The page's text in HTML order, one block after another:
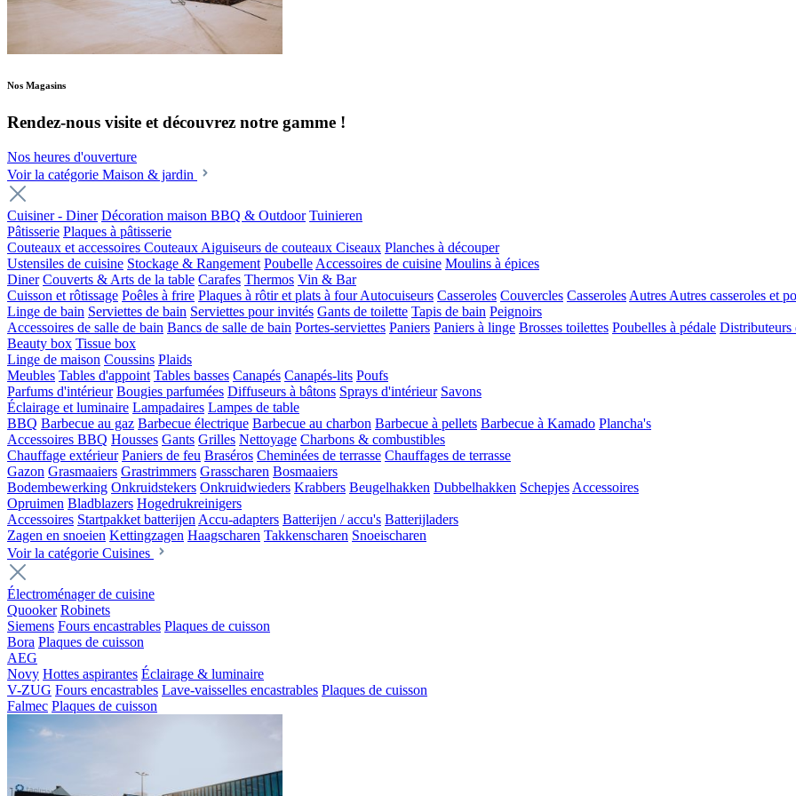
Nos Magasins
Rendez-nous visite et découvrez notre gamme !
Nos heures d'ouverture
Voir la catégorie Maison & jardin
Cuisiner - Diner Décoration maison BBQ & Outdoor Tuinieren
Pâtisserie Plaques à pâtisserie
Couteaux et accessoires Couteaux Aiguiseurs de couteaux Ciseaux Planches à découper
Ustensiles de cuisine Stockage & Rangement Poubelle Accessoires de cuisine Moulins à épices
Diner Couverts & Arts de la table Carafes Thermos Vin & Bar
Cuisson et rôtissage Poêles à frire Plaques à rôtir et plats à fourAutocuiseurs Casseroles Couvercles Casseroles Autres Autres casseroles et
Linge de bain Serviettes de bain Serviettes pour invités Gants de toilette Tapis de bain Peignoirs
Accessoires de salle de bain Bancs de salle de bain Portes-serviettes Paniers Paniers à linge Brosses toilettes Poubelles à pédale Distributeurs
Beauty box Tissue box
Linge de maison Coussins Plaids
Meubles Tables d'appoint Tables basses Canapés Canapés-lits Poufs
Parfums d'intérieur Bougies parfumées Diffuseurs à bâtons Sprays d'intérieur Savons
Éclairage et luminaire Lampadaires Lampes de table
BBQ Barbecue au gaz Barbecue électrique Barbecue au charbon Barbecue à pellets Barbecue à Kamado Plancha's
Accessoires BBQ Housses Gants Grilles Nettoyage Charbons & combustibles
Chauffage extérieur Paniers de feu Braséros Cheminées de terrasse Chauffages de terrasse
Gazon Grasmaaiers Grastrimmers Grasscharen Bosmaaiers
Bodembewerking Onkruidstekers Onkruidwieders Krabbers Beugelhakken Dubbelhakken Schepjes Accessoires
Opruimen Bladblazers Hogedrukreinigers
Accessoires Startpakket batterijen Accu-adapters Batterijen / accu's Batterijladers
Zagen en snoeien Kettingzagen Haagscharen Takkenscharen Snoeischaren
Voir la catégorie Cuisines
Électroménager de cuisine
Quooker Robinets
Siemens Fours encastrables Plaques de cuisson
Bora Plaques de cuisson
AEG
Novy Hottes aspirantes Éclairage & luminaire
V-ZUG Fours encastrables Lave-vaisselles encastrables Plaques de cuisson
Falmec Plaques de cuisson